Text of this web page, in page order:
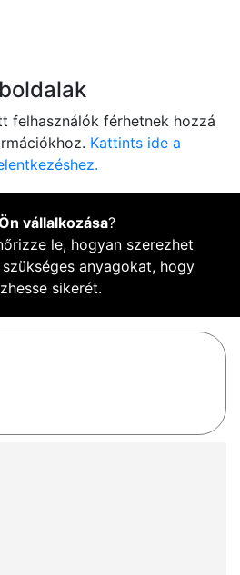
felhasználók férhetnek hozzá
Kattints ide a
vállalkozása?
le, hogyan szerezhet
anyagokat, hogy
sikerét.